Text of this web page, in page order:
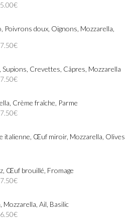
Supions, Crevettes, Câpres, Mozzarella
Crème fraîche, Parme
italienne, Œuf miroir, Mozzarella, Olives
Œuf brouillé, Fromage
Mozzarella, Ail, Basilic